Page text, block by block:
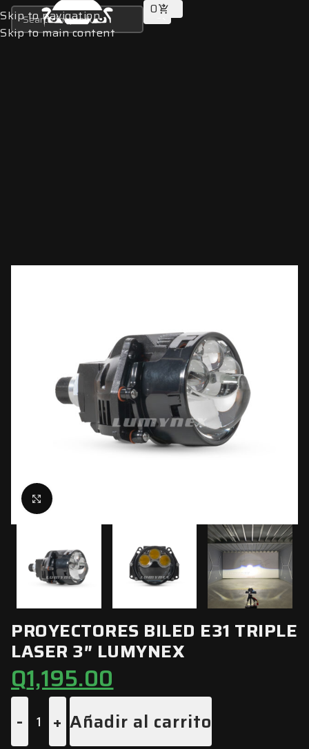
Skip to navigation
Skip to main content
0
Click to enlarge
PROYECTORES BILED E31 TRIPLE
LASER 3″ LUMYNEX
Q1,195.00
- + Añadir al carrito